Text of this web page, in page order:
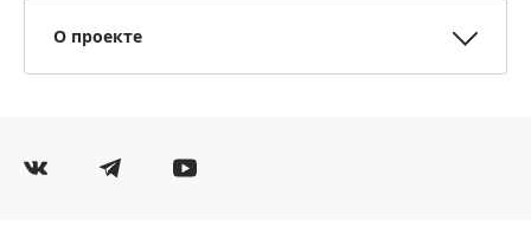
О проекте